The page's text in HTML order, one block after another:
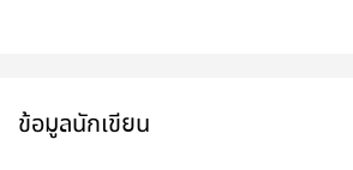
ข้อมูลนักเขียน